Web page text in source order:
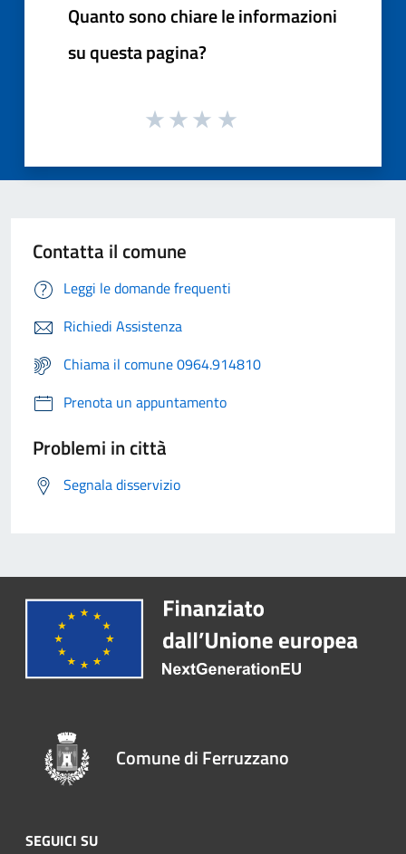
Quanto sono chiare le informazioni
su questa pagina?
Contatta il comune
Leggi le domande frequenti
Richiedi Assistenza
Chiama il comune 0964.914810
Prenota un appuntamento
Problemi in città
Segnala disservizio
Comune di Ferruzzano
SEGUICI SU